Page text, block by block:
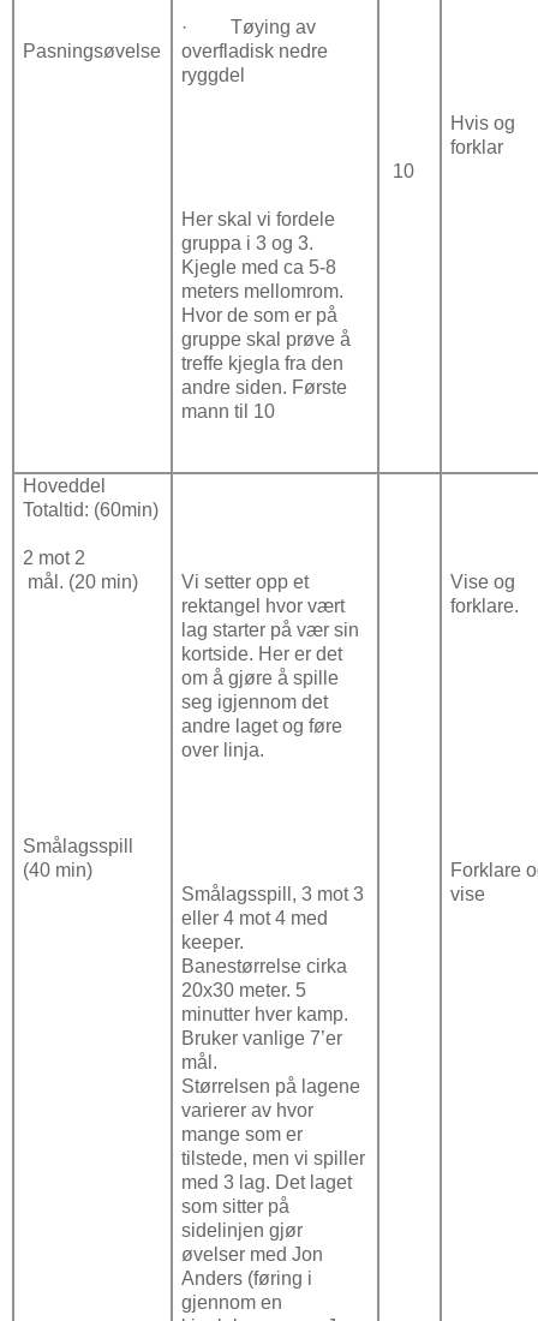
Pasningsøvelse
·Tøying av
overfladisk nedre
ryggdel
Her skal vi fordele
gruppa i 3 og 3.
Kjegle med ca 5-8
meters mellomrom.
Hvor de som er på
gruppe skal prøve å
treffe kjegla fra den
andre siden. Første
mann til 10
10
Hvis og
forklar
Hoveddel
Totaltid: (60min)
2 mot 2
mål. (20 min)
Smålagsspill
(40 min)
Vi setter opp et
rektangel hvor vært
lag starter på vær sin
kortside. Her er det
om å gjøre å spille
seg igjennom det
andre laget og føre
over linja.
Smålagsspill, 3 mot 3
eller 4 mot 4 med
keeper.
Banestørrelse cirka
20x30 meter. 5
minutter hver kamp.
Bruker vanlige 7’er
mål.
Størrelsen på lagene
varierer av hvor
mange som er
tilstede, men vi spiller
med 3 lag. Det laget
som sitter på
sidelinjen gjør
øvelser med Jon
Anders (føring i
gjennom en
Vise og
forklare.
Forklare
vise